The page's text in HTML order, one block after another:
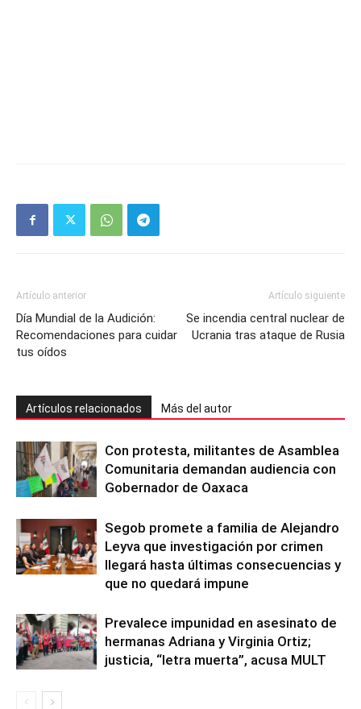
Artículo anterior
Día Mundial de la Audición:
Recomendaciones para cuidar
tus oídos
Artículo siguiente
Se incendia central nuclear de
Ucrania tras ataque de Rusia
Artículos relacionados Más del autor
Con protesta, militantes de Asamblea
Comunitaria demandan audiencia con
Gobernador de Oaxaca
Segob promete a familia de Alejandro
Leyva que investigación por crimen
llegará hasta últimas consecuencias y
que no quedará impune
Prevalece impunidad en asesinato de
hermanas Adriana y Virginia Ortiz;
justicia, “letra muerta”, acusa MULT